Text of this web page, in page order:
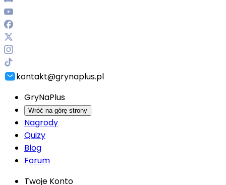
kontakt@grynaplus.pl
GryNaPlus
Wróć na górę strony
Nagrody
Quizy
Blog
Forum
Twoje Konto